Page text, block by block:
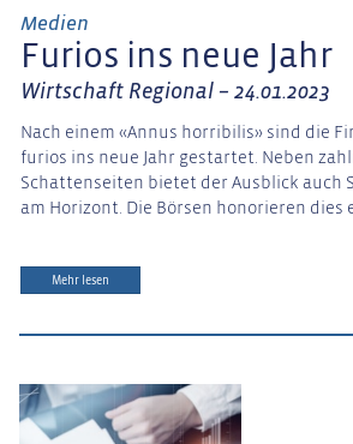
Medien
Furios ins neue Jahr
Wirtschaft Regional – 24.01.2023
Nach einem «Annus horribilis» sind die
furios ins neue Jahr gestartet. Neben
Schattenseiten bietet der Ausblick auch
am Horizont. Die Börsen honorieren dies
Mehr lesen